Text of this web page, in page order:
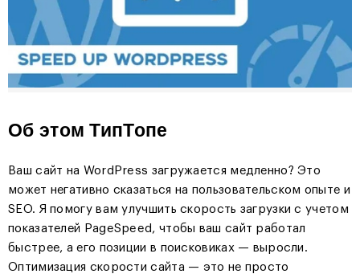
Об этом ТипТопе
Ваш сайт на WordPress загружается медленно? Это
может негативно сказаться на пользовательском опыте и
SEO. Я помогу вам улучшить скорость загрузки с учетом
показателей PageSpeed, чтобы ваш сайт работал
быстрее, а его позиции в поисковиках — выросли.
Оптимизация скорости сайта — это не просто